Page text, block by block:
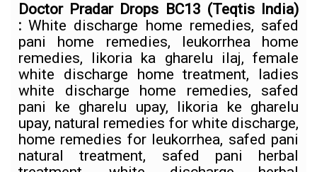
Doctor Pradar Drops BC13 (Teqtis India)
:White discharge home remedies, safed
pani home remedies, leukorrhea home
remedies, likoria ka gharelu ilaj, female
white discharge home treatment, ladies
white discharge home remedies, safed
pani ke gharelu upay, likoria ke gharelu
upay, natural remedies for white discharge,
home remedies for leukorrhea, safed pani
natural treatment, safed pani herbal